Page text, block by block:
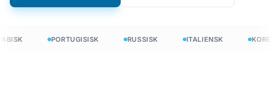
PORTUGISISK RUSSISK ITALIENSK